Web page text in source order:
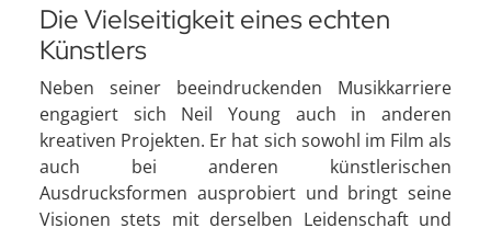
Die Vielseitigkeit eines echten
Künstlers
Neben seiner beeindruckenden Musikkarriere
engagiert sich Neil Young auch in anderen
kreativen Projekten. Er hat sich sowohl im Film als
auch bei anderen künstlerischen
Ausdrucksformen ausprobiert und bringt seine
Visionen stets mit derselben Leidenschaft und